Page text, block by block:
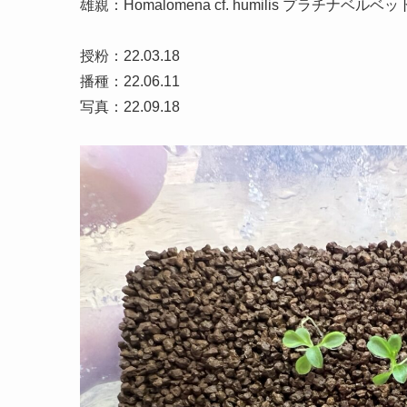
雄親：Homalomena cf. humilis プラチナベルベッ
授粉：22.03.18
播種：22.06.11
写真：22.09.18